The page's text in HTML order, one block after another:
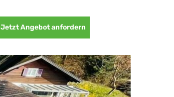
Jetzt Angebot anfordern